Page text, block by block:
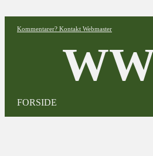
Kommentarer? Kontakt Webmaster
FORSIDE